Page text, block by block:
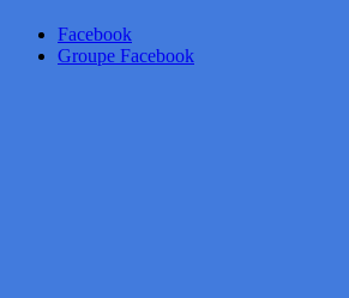
Facebook
Groupe Facebook